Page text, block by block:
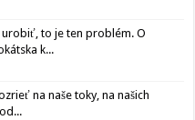
urobiť, to je ten problém. O
k...
na naše toky, na našich